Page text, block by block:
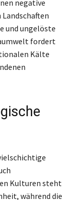
negative
und ungelöste
fordert
Kälte
Kulturen steht
während die